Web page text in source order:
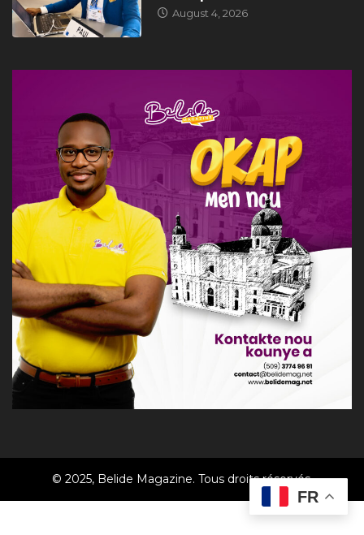
August 4, 2026
© 2025, Belide Magazine. Tous droits réservés.
FR